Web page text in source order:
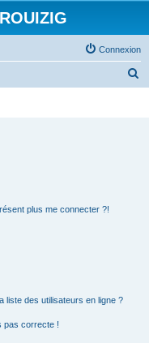
Connexion
plus me connecter ?!
liste des utilisateurs en ligne ?
pas correcte !